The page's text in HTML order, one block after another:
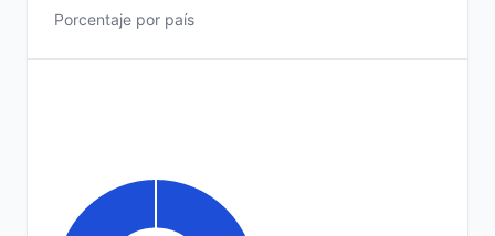
Porcentaje por país